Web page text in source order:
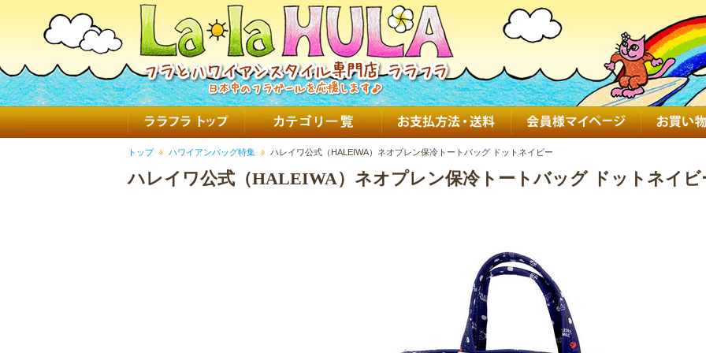
トップ ハワイアンバッグ特集 ハレイワ公式（HALEIWA）ネオプレン保冷トートバッグ ドットネイビー
ハレイワ公式（HALEIWA）ネオプレン保冷トートバッグ ドットネイビ